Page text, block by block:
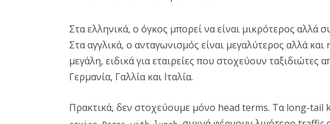
Στα ελληνικά, ο όγκος μπορεί να είναι μικρότερος αλλά
Στα αγγλικά, ο ανταγωνισμός είναι μεγαλύτερος αλλά
μεγάλη, ειδικά για εταιρείες που στοχεύουν
Γερμανία, Γαλλία και Ιταλία.
Πρακτικά, δεν στοχεύουμε μόνο head terms. Τα long-tail